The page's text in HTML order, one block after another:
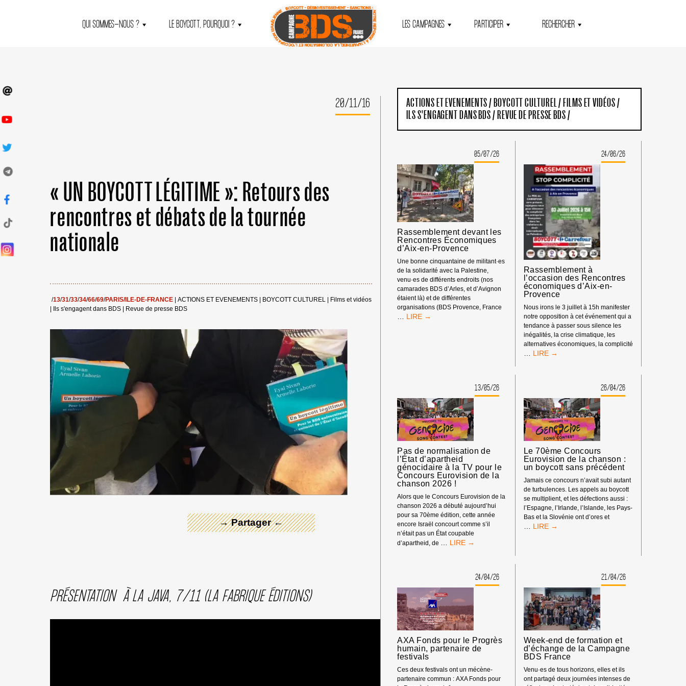
QUI SOMMES-NOUS ? LE BOYCOTT, POURQUOI ? LES CAMPAGNES PARTICIPER RECHERCHER
20/11/16
« UN BOYCOTT LÉGITIME »: Retours des
rencontres et débats de la tournée
nationale
/13/31/33/34/66/69/PARIS/ILE-DE-FRANCE |ACTIONS ET EVENEMENTS BOYCOTT CULTUREL
Films et vidéos
Ils s'engagent dans BDS Revue de presse BDS
→ Partager ←
← Merci ! →
PRÉSENTATION À LA JAVA, 7/11 (LA FABRIQUE ÉDITIONS)
ACTIONS ET EVENEMENTS/ BOYCOTT CULTUREL / FILMS ET VIDÉOS/
ILS S'ENGAGENT DANS BDS/ REVUE DE PRESSE BDS/
05/07/26
Rassemblement devant les
Rencontres Économiques
d’Aix-en-Provence
Une bonne cinquantaine de militant·es
de la solidarité avec la Palestine,
venu·es de différents endroits (nos
camarades BDS d’Arles, et d’Avignon
étaient là) et de différentes
organisations (BDS Provence, France
RASSEMBLEMENT
24/06/26
Rassemblement à
l’occasion des Rencontres
économiques d’Aix-en-
Provence
Nous irons le 3 juillet à 15h manifester
notre opposition à cet événement qui a
tendance à passer sous silence les
inégalités, la crise climatique, les
alternatives économiques, la complicité
… RASSEMBLEMENT
ÉCONOMIQUES
D’AIX-
EN-
PROVENCE
13/05/26
Pas de normalisation de
l’État d’apartheid
génocidaire à la TV pour le
Concours Eurovision de la
chanson 2026 !
Alors que le Concours Eurovision de la
chanson 2026 a débuté aujourd’hui
pour sa 70ème édition, cette année
encore Israël concourt comme s’il
n’était pas un État coupable
d’apartheid, de … PAS
D’APARTHEID
GÉNOCIDAIRE
À
LA
TV
LE
CONCOURS
DE
LA
26/04/26
Le 70ème Concours
Eurovision de la chanson :
un boycott sans précédent
Jamais ce concours n’avait subi autant
de turbulences. Les appels au boycott
se multiplient, et les défections aussi :
l’Espagne, l’Irlande, l’Islande, les Pays-
Bas et la Slovénie ont d’ores et
… LE
:
UN
BOYCOTT
SANS
PRÉCÉDENT
24/04/26
AXA Fonds pour le Progrès
humain, partenaire de
festivals
Ces deux festivals ont un mécène-
partenaire commun : AXA Fonds pour
21/04/26
Week-end de formation et
d’échange de la Campagne
BDS France
Venu·es de tous horizons, elles et ils
ont partagé deux journées intenses de